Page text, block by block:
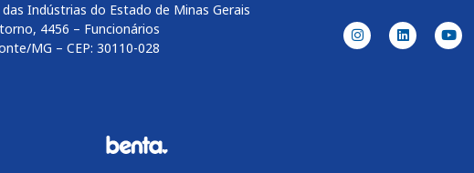
Indústrias do Estado de Minas Gerais
4456 – Funcionários
MG – CEP: 30110-028